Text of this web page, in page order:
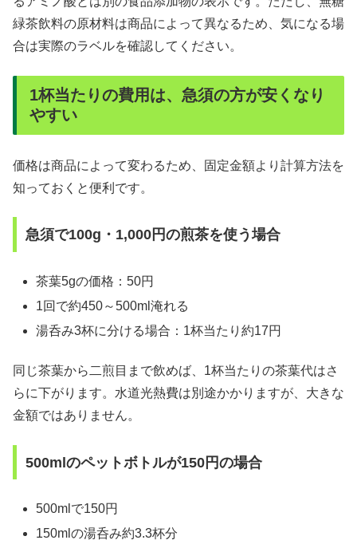
緑茶飲料の原材料は商品によって異なるため、気になる場
合は実際のラベルを確認してください。
1杯当たりの費用は、急須の方が安くなり
やすい
価格は商品によって変わるため、固定金額より計算方法を
知っておくと便利です。
急須で100g・1,000円の煎茶を使う場合
茶葉5gの価格：50円
1回で約450～500ml淹れる
湯呑み3杯に分ける場合：1杯当たり約17円
同じ茶葉から二煎目まで飲めば、1杯当たりの茶葉代はさ
らに下がります。水道光熱費は別途かかりますが、大きな
金額ではありません。
500mlのペットボトルが150円の場合
500mlで150円
150mlの湯呑み約3.3杯分